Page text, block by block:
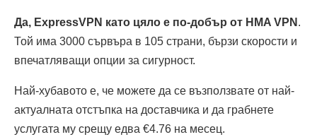
Да, ExpressVPN като цяло е по-добър от HMA VPN .
Той има 3000 сървъра в 105 страни, бързи скорости и
впечатляващи опции за сигурност.
Най-хубавото е, че можете да се възползвате от най-
актуалната отстъпка на доставчика и да грабнете
услугата му срещу едва €4.76 на месец.